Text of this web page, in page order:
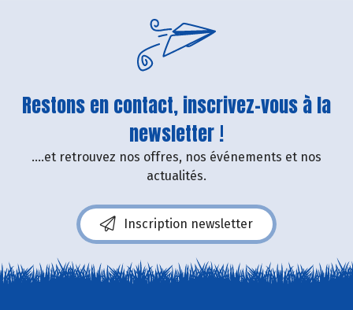
Restons en contact, inscrivez-vous à la
newsletter !
....et retrouvez nos offres, nos événements et nos
actualités.
Inscription newsletter